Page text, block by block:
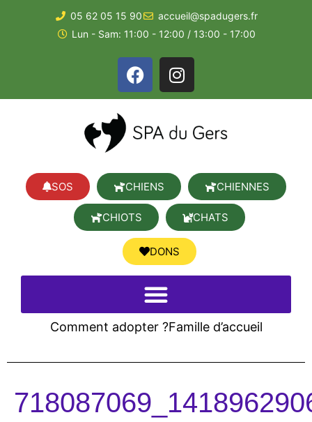
05 62 05 15 90
accueil@spadugers.fr
Lun - Sam: 11:00 - 12:00 / 13:00 - 17:00
SOS CHIENS CHIENNES
CHIOTS CHATS
DONS
Comment adopter ?Famille d’accueil